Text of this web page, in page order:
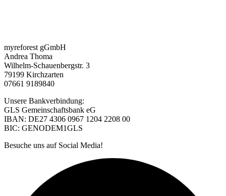
myreforest gGmbH
Andrea Thoma
Wilhelm-Schauenbergstr. 3
79199 Kirchzarten
07661 9189840
Unsere Bankverbindung:
GLS Gemeinschaftsbank eG
IBAN: DE27 4306 0967 1204 2208 00
BIC: GENODEM1GLS
Besuche uns auf Social Media!